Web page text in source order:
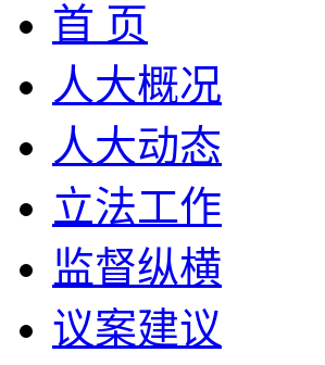
首 页
人大概况
人大动态
立法工作
监督纵横
议案建议